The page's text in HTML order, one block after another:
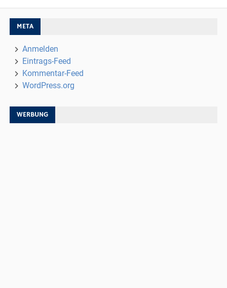
META
Anmelden
Eintrags-Feed
Kommentar-Feed
WordPress.org
WERBUNG